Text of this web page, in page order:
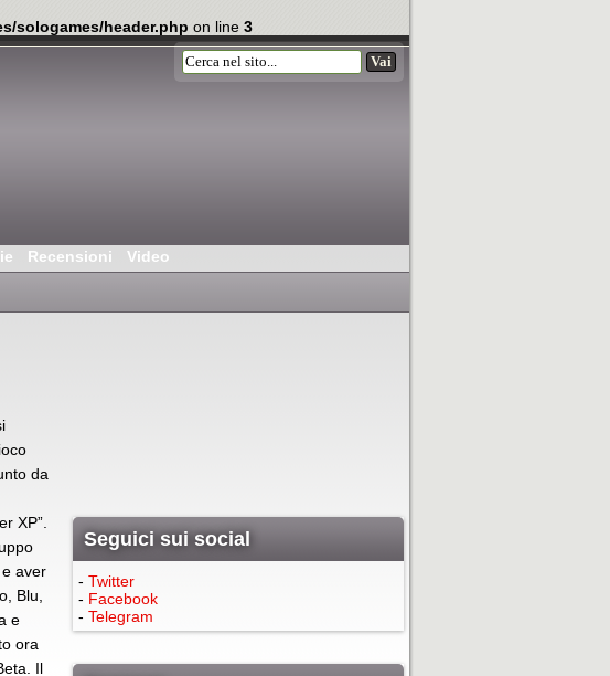
sologames/header.php on line 3
Recensioni
Video
da
XP”.
aver
Blu,
e
ora
Il
Seguici sui social
- Twitter
- Facebook
- Telegram